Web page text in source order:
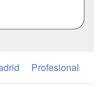
Profesional